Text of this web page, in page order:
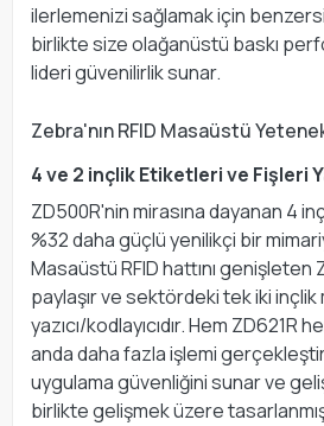
ilerlemenizi sağlamak için
birlikte size olağanüstü baskı
lideri güvenilirlik sunar.
Zebra'nın RFID Masaüstü
4 ve 2 inçlik Etiketleri ve Fişleri
ZD500R'nin mirasına dayanan 4
%32 daha güçlü yenilikçi bir
Masaüstü RFID hattını genişleten
paylaşır ve sektördeki tek iki inçlik
yazıcı/kodlayıcıdır. Hem ZD621R
anda daha fazla işlemi
uygulama güvenliğini sunar ve
birlikte gelişmek üzere